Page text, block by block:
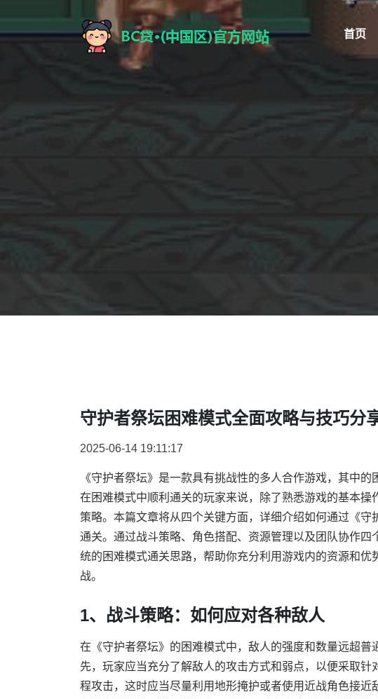
首页
守护者祭坛困难模式全面攻略与技巧分
2025-06-14 19:11:17
《守护者祭坛》是一款具有挑战性的多人合作游戏，其中
在困难模式中顺利通关的玩家来说，除了熟悉游戏的基本
策略。本篇文章将从四个关键方面，详细介绍如何通过《
通关。通过战斗策略、角色搭配、资源管理以及团队协作
统的困难模式通关思路，帮助你充分利用游戏内的资源和
战。
1、战斗策略：如何应对各种敌人
在《守护者祭坛》的困难模式中，敌人的强度和数量远超
先，玩家应当充分了解敌人的攻击方式和弱点，以便采取
程攻击，这时应当尽量利用地形掩护或者使用近战角色接